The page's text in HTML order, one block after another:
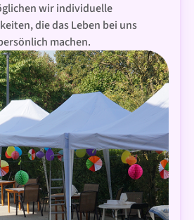
wir individuelle
die das Leben bei uns
machen.